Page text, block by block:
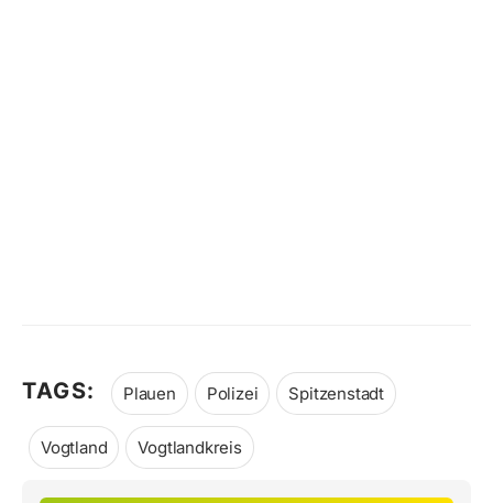
TAGS: Plauen Polizei Spitzenstadt
Vogtland Vogtlandkreis